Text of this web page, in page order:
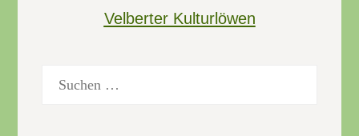
Velberter Kulturlöwen
nach: